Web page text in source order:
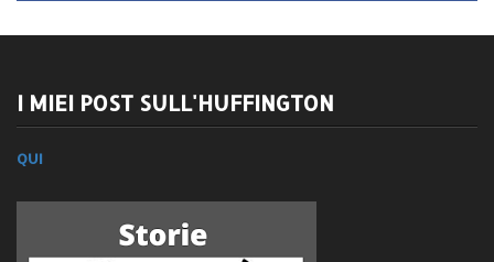
I MIEI POST SULL'HUFFINGTON
QUI